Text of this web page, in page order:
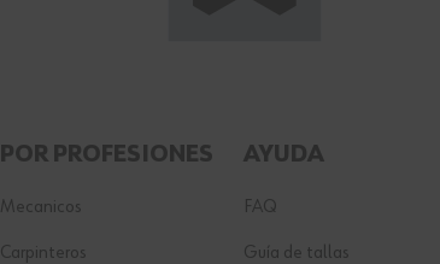
POR PROFESIONES
Mecanicos
Carpinteros
AYUDA
FAQ
Guía de tallas